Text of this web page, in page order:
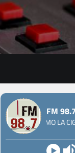
FM 98.7
- COMO LA